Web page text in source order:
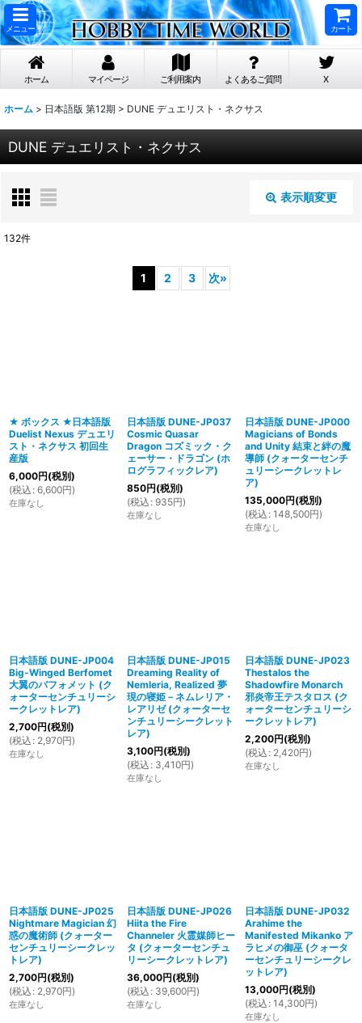
メニュー カート
ホーム マイページ ご利用案内 よくあるご質問 X
ホーム > 日本語版 第12期 > DUNE デュエリスト・ネクサス
DUNE デュエリスト・ネクサス
表示順変更
132件
1 2 3 次»
★ ボックス ★日本語版
Duelist Nexus デュエリ
スト・ネクサス 初回生
産版
6,000円(税別)
(税込 : 6,600円)
在庫なし
日本語版 DUNE-JP037
Cosmic Quasar
Dragon コズミック・ク
ェーサー・ドラゴン (ホ
ログラフィックレア)
850円(税別)
(税込 : 935円)
在庫なし
日本語版 DUNE-JP000
Magicians of Bonds
and Unity 結束と絆の魔
導師 (クォーターセンチ
ュリーシークレットレ
ア)
135,000円(税別)
(税込 : 148,500円)
在庫なし
日本語版 DUNE-JP004
Big-Winged Berfomet
大翼のバフォメット (ク
ォーターセンチュリーシ
ークレットレア)
2,700円(税別)
(税込 : 2,970円)
在庫なし
日本語版 DUNE-JP015
Dreaming Reality of
Nemleria, Realized 夢
現の寝姫－ネムレリア・
レアリゼ (クォーターセ
ンチュリーシークレット
レア)
3,100円(税別)
(税込 : 3,410円)
在庫なし
日本語版 DUNE-JP023
Thestalos the
Shadowfire Monarch
邪炎帝王テスタロス (ク
ォーターセンチュリーシ
ークレットレア)
2,200円(税別)
(税込 : 2,420円)
在庫なし
日本語版 DUNE-JP025
Nightmare Magician 幻
惑の魔術師 (クォーター
センチュリーシークレッ
トレア)
2,700円(税別)
(税込 : 2,970円)
在庫なし
日本語版 DUNE-JP026
Hiita the Fire
Channeler 火霊媒師ヒー
タ (クォーターセンチュ
リーシークレットレア)
36,000円(税別)
(税込 : 39,600円)
在庫なし
日本語版 DUNE-JP032
Arahime the
Manifested Mikanko ア
ラヒメの御巫 (クォータ
ーセンチュリーシークレ
ットレア)
13,000円(税別)
(税込 : 14,300円)
在庫なし